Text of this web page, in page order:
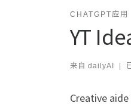
CHATGPT应用
YT
来自 dailyAI
Creative